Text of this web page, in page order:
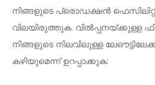
നിങ്ങളുടെ പ്രൊഡക്ഷൻ
വിലയിരുത്തുക. വിൽപ്പനയ്ക്കുള്ള
നിങ്ങളുടെ നിലവിലുള്ള
കഴിയുമെന്ന് ഉറപ്പാക്കുക: